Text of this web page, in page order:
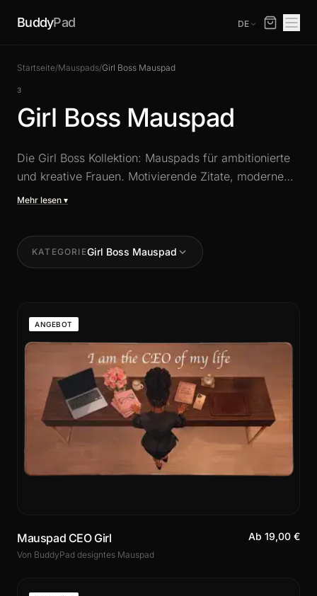
BuddyPad DE
Startseite/Mauspads/Girl Boss Mauspad
3
Girl Boss Mauspad
Die Girl Boss Kollektion: Mauspads für ambitionierte
und kreative Frauen. Motivierende Zitate, moderne
Ästhetik und selbstbewusste Farben für einen
Mehr lesen ▾
KATEGORIEGirl Boss Mauspad
ANGEBOT
Mauspad CEO Girl
Von BuddyPad designtes Mauspad
Ab 19,00 €